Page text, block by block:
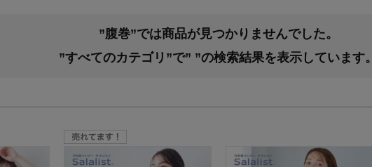
”腹巻”では商品が見つかりませんでした。
”すべてのカテゴリ”で” ”の検索結果を表示しています。